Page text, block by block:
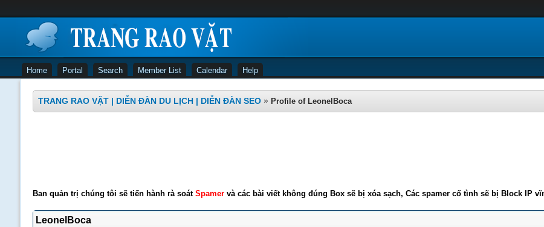
Home Portal Search Member List Calendar Help
TRANG RAO VẶT | DIỄN ĐÀN DU LỊCH | DIỄN ĐÀN SEO » Profile of LeonelBoca
Ban quản trị chúng tôi sẽ tiến hành rà soát Spamervà các bài viết không đúng Box sẽ bị xóa sạch, Các spamer cố tình sẽ bị Block IP
LeonelBoca